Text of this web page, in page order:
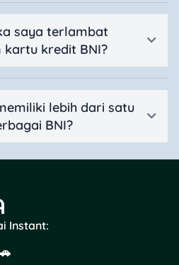
saya terlambat
kredit BNI?
lebih dari satu
BNI?
Instant: